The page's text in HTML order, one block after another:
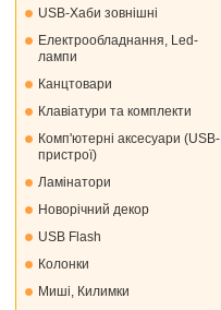
USB-Хаби зовнішні
Електрообладнання, Led-
лампи
Канцтовари
Клавіатури та комплекти
Комп'ютерні аксесуари (USB-
пристрої)
Ламінатори
Новорічний декор
USB Flash
Колонки
Миші, Килимки